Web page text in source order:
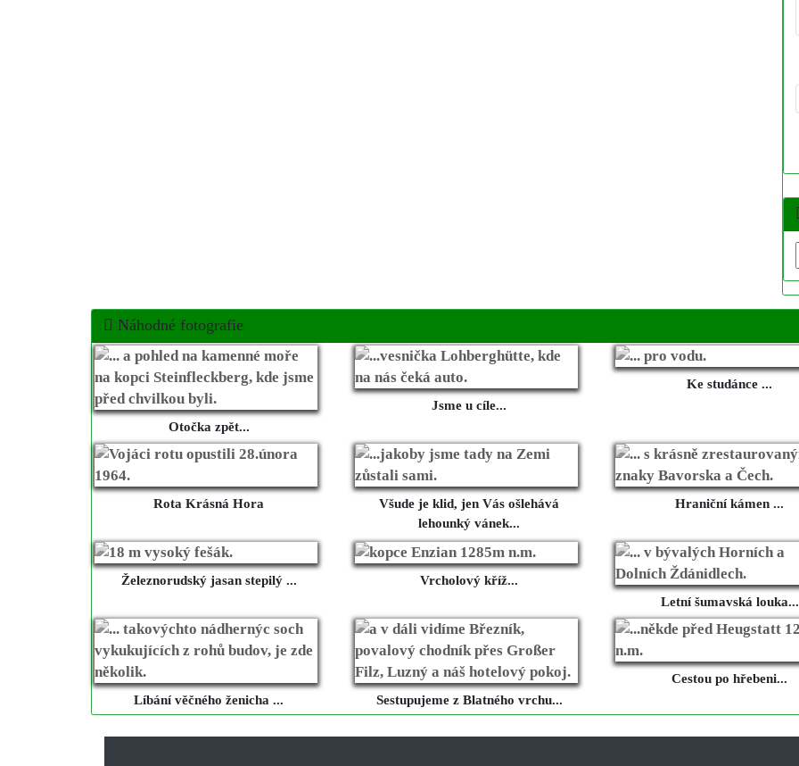
Náhodné fotografie
Otočka zpět...
Jsme u cíle...
Ke studánce ...
Rota Krásná Hora
Všude je klid, jen Vás ošlehává
lehounký vánek...
Hraniční kámen ...
Železnorudský jasan stepilý ...
Vrcholový kříž...
Letní šumavská louka...
Líbání věčného ženicha ... Sestupujeme z Blatného vrchu...
Cestou po hřebeni...